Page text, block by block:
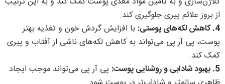
از بروز علائم پیری جلوگیری کند.
4. کاهش لکه‌های پوستی:
با افزایش گردش خون و تغذیه بهتر
پوست، پی آر پی می‌تواند به کاهش لکه‌های ناشی از آفتاب و پیری
کمک کند.
5. بهبود شادابی و روشنایی پوست:
پی آر پی می‌تواند موجب ایجاد